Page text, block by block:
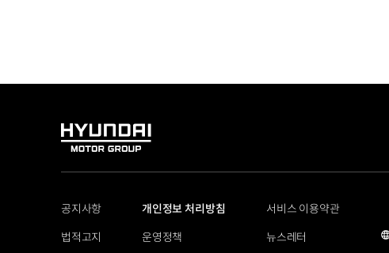
HYUNDAI
GROUP
공지사항 개인정보 처리방침
서비스 이용약관
법적고지
운영정책 뉴스레터